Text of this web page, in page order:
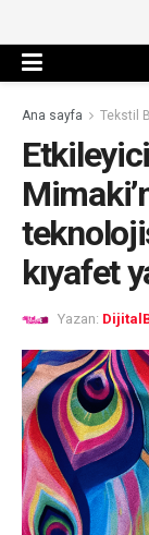
Ana sayfa Tekstil
kıyafet
Yazan: